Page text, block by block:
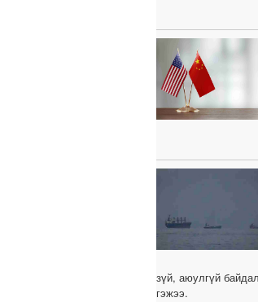
зүй, аюулгүй
гэжээ.